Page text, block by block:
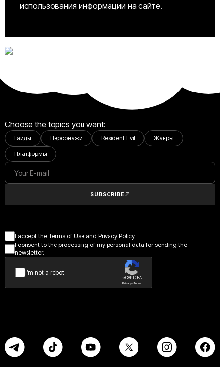
использования информации на сайте.
Choose the topics you want:
Гайды Персонажи Resident Evil Жанры
Платформы
SUBSCRIBE
I accept the Terms of Use and Privacy Policy.
I consent to the processing of my personal data for sending the
newsletter.
I’m not a robot
reCAPTCHA
Privacy - Terms